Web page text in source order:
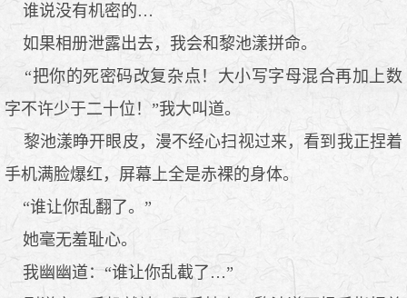
谁说没有机密的…
如果相册泄露出去，我会和黎池漾拼命。
“把你的死密码改复杂点！大小写字母混合再加上数
字不许少于二十位！”我大叫道。
黎池漾睁开眼皮，漫不经心扫视过来，看到我正捏着
手机满脸爆红，屏幕上全是赤裸的身体。
“谁让你乱翻了。”
她毫无羞耻心。
我幽幽道：“谁让你乱截了…”